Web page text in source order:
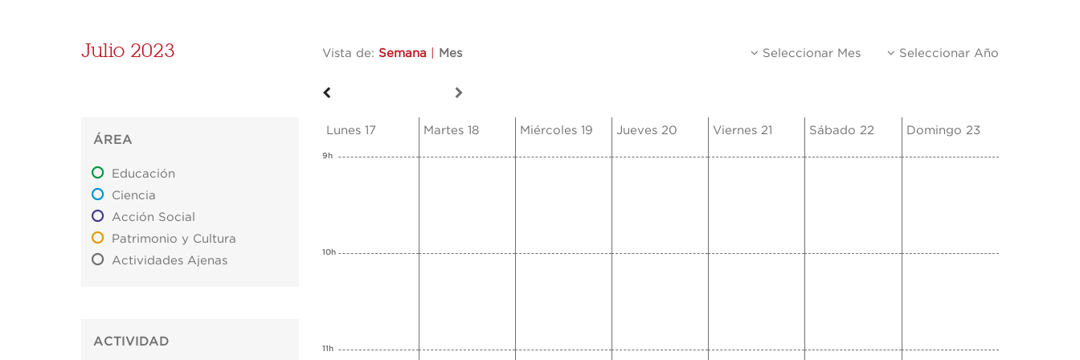
Julio 2023 Vista de: Semana Mes Seleccionar Mes Seleccionar Año
ÁREA
Educación
Ciencia
Acción Social
Patrimonio y Cultura
Actividades Ajenas
ACTIVIDAD
Lunes 17 Martes 18 Miércoles 19 Jueves 20 Viernes 21 Sábado 22 Domingo 23
9h
10h
11h